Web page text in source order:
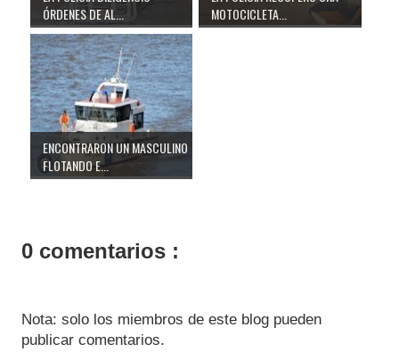
ÓRDENES DE AL...
MOTOCICLETA...
ENCONTRARON UN MASCULINO
FLOTANDO E...
0 comentarios :
Nota: solo los miembros de este blog pueden
publicar comentarios.